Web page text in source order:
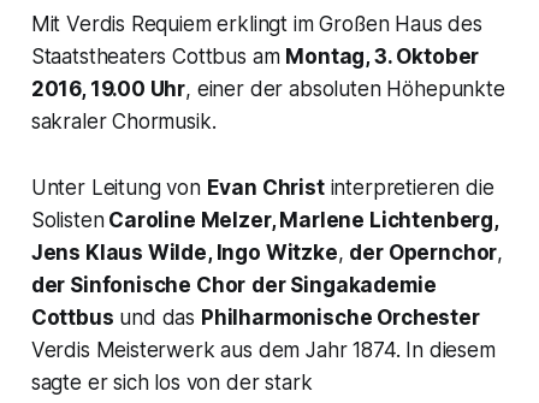
Mit Verdis Requiem erklingt im Großen Haus des
Staatstheaters Cottbus am Montag, 3. Oktober
2016, 19.00 Uhr, einer der absoluten Höhepunkte
sakraler Chormusik.
Unter Leitung von Evan Christinterpretieren die
SolistenCaroline Melzer, Marlene Lichtenberg,
Jens Klaus Wilde, Ingo Witzke, der Opernchor,
der Sinfonische Chor der Singakademie
Cottbus und das Philharmonische Orchester
Verdis Meisterwerk aus dem Jahr 1874. In diesem
sagte er sich los von der stark